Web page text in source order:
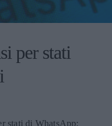
per stati
stati di WhatsApp: